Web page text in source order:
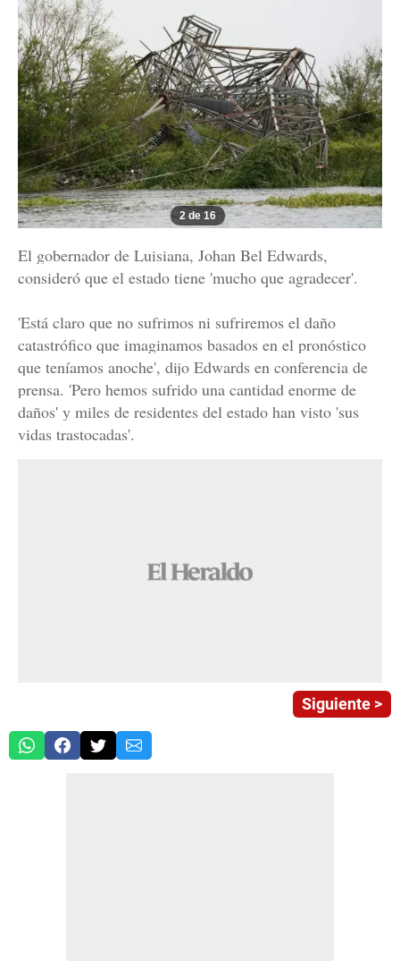
2 de 16
El gobernador de Luisiana, Johan Bel Edwards,
consideró que el estado tiene 'mucho que agradecer'.
'Está claro que no sufrimos ni sufriremos el daño
catastrófico que imaginamos basados en el pronóstico
que teníamos anoche', dijo Edwards en conferencia de
prensa. 'Pero hemos sufrido una cantidad enorme de
daños' y miles de residentes del estado han visto 'sus
vidas trastocadas'.
Siguiente >